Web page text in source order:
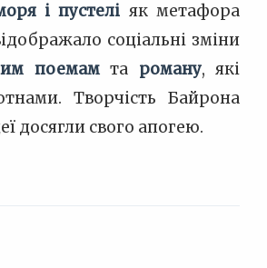
і пустелі як метафора
соціальні зміни
поемамта роману, які
Творчість Байрона
досягли свого апогею.